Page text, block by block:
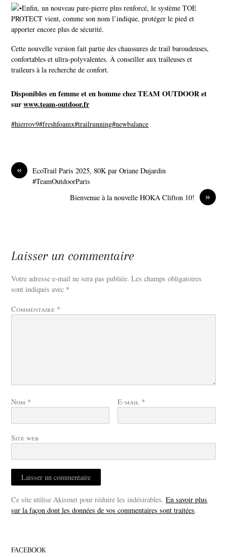
Enfin, un nouveau pare-pierre plus renforcé, le système TOE
PROTECT vient, comme son nom l’indique, protéger le pied et
apporter encore plus de sécurité.
Cette nouvelle version fait partie des chaussures de trail baroudeuses,
confortables et ultra-polyvalentes. À conseiller aux traîleuses et
traileurs à la recherche de confort.
Disponibles en femme et en homme chez TEAM OUTDOOR et
surwww.team-outdoor.fr
#hierrov9#freshfoamx#trailrunning#newbalance
«
EcoTrail Paris 2025, 80K par Oriane Dujardin
#TeamOutdoorParis
»
Bienvenue à la nouvelle HOKA Clifton 10!
Laisser un commentaire
Votre adresse e-mail ne sera pas publiée. Les champs obligatoires
sont indiqués avec *
Commentaire *
Nom * E-mail *
Site web
Ce site utilise Akismet pour réduire les indésirables.En savoir plus
sur la façon dont les données de vos commentaires sont traitées.
FACEBOOK